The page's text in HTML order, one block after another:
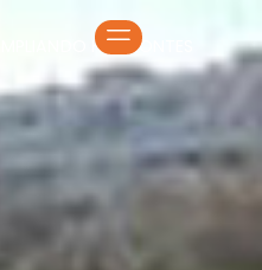
AMPLIANDO HORIZONTES